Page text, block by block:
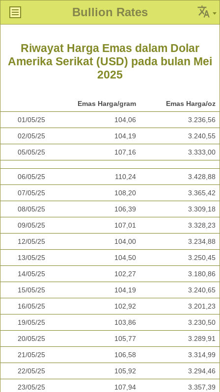
Bullion Rates
Riwayat Harga Emas dalam Dolar
Amerika Serikat (USD) pada bulan Mei
2025
Emas Harga/gram Emas Harga/oz
01/05/25 104,06 3.236,56
02/05/25 104,19 3.240,55
05/05/25 107,16 3.333,00
06/05/25 110,24 3.428,88
07/05/25 108,20 3.365,42
08/05/25 106,39 3.309,18
09/05/25 107,01 3.328,23
12/05/25 104,00 3.234,88
13/05/25 104,50 3.250,45
14/05/25 102,27 3.180,86
15/05/25 104,19 3.240,65
16/05/25 102,92 3.201,23
19/05/25 103,86 3.230,50
20/05/25 105,77 3.289,91
21/05/25 106,58 3.314,99
22/05/25 105,92 3.294,46
23/05/25 107,94 3.357,39